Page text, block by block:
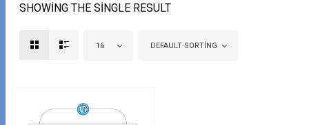
SHOWING THE SINGLE RESULT
16 DEFAULT SORTING